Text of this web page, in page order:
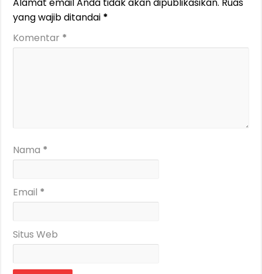
Alamat email Anda tidak akan dipublikasikan. Ruas
yang wajib ditandai *
Komentar *
Nama *
Email *
Situs Web